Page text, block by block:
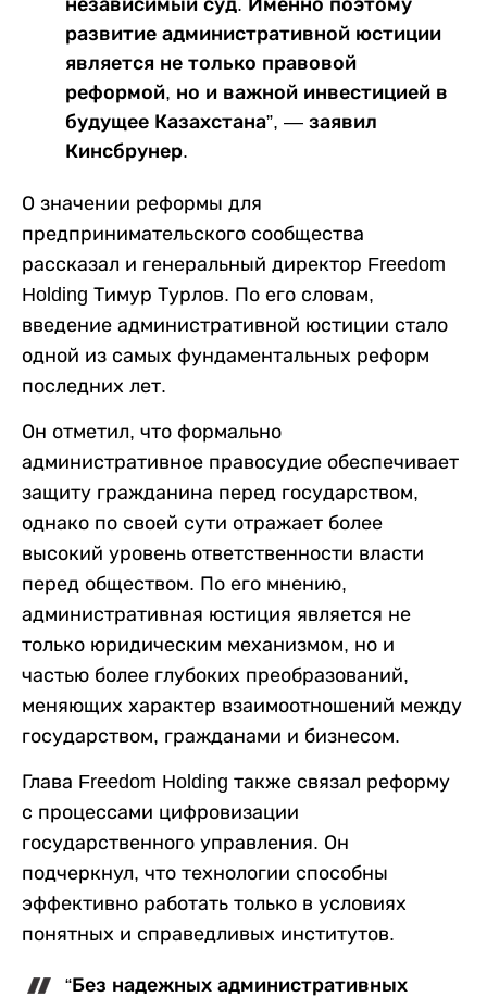
развитие административной юстиции
является не только правовой
реформой, но и важной инвестицией в
будущее Казахстана”, — заявил
Кинсбрунер.
О значении реформы для
предпринимательского сообщества
рассказал и генеральный директор Freedom
Holding Тимур Турлов. По его словам,
введение административной юстиции стало
одной из самых фундаментальных реформ
последних лет.
Он отметил, что формально
административное правосудие обеспечивает
защиту гражданина перед государством,
однако по своей сути отражает более
высокий уровень ответственности власти
перед обществом. По его мнению,
административная юстиция является не
только юридическим механизмом, но и
частью более глубоких преобразований,
меняющих характер взаимоотношений между
государством, гражданами и бизнесом.
Глава Freedom Holding также связал реформу
с процессами цифровизации
государственного управления. Он
подчеркнул, что технологии способны
эффективно работать только в условиях
понятных и справедливых институтов.
“Без надежных административных